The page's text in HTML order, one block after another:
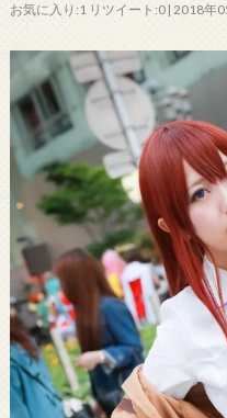
お気に入り:1 リツイート:0 | 2018年